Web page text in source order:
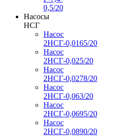
0,5/20
Насосы
НСГ
Насос
2НСГ-0,0165/20
Насос
2НСГ-0,025/20
Насос
2НСГ-0,0278/20
Насос
2НСГ-0,063/20
Насос
2НСГ-0,0695/20
Насос
2НСГ-0,0890/20